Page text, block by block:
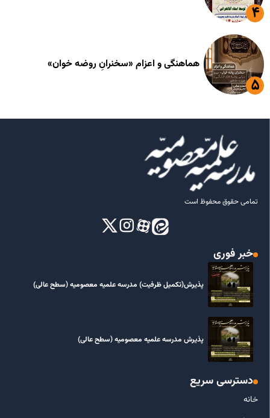
هماهنگی و اعزام «سخنرانِ روضه خوان»
تمامی حقوق محفوظ است
خبر فوری
پذیرش(تکمیل ظرفیت) مدرسه علمیه معصومیه‌ (سطح عالی)
پذیرش مدرسه علمیه معصومیه‌ (سطح عالی)
دسترسی سریع
خانه